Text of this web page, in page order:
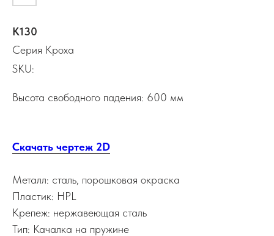
К130
Серия Кроха
SKU:
Высота свободного падения: 600 мм
Скачать чертеж 2D
Металл: сталь, порошковая окраска
Пластик: HPL
Крепеж: нержавеющая сталь
Тип: Качалка на пружине